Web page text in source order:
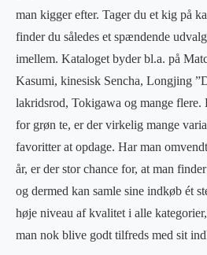
man kigger efter. Tager du et kig på
finder du således et spændende
imellem. Kataloget byder bl.a. på
Kasumi, kinesisk Sencha, Longjing
lakridsrod, Tokigawa og mange flere.
for grøn te, er der virkelig mange
favoritter at opdage. Har man
år, er der stor chance for, at man
og dermed kan samle sine indkøb ét
høje niveau af kvalitet i alle
man nok blive godt tilfreds med sit